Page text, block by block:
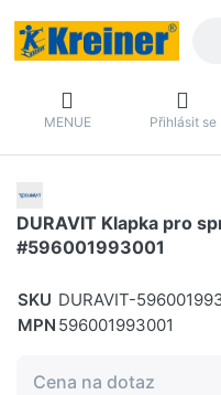
MENUE Přihlásit se
DURAVIT Klapka pro
#596001993001
SKU DURAVIT-
MPN 596001993001
Cena na dotaz